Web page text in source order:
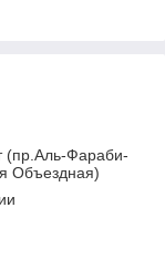
(пр.Аль-Фараби-
Объездная)